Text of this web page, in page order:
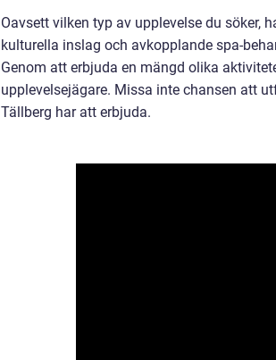
Oavsett vilken typ av upplevelse du söker,
kulturella inslag och avkopplande spa-
Genom att erbjuda en mängd olika
upplevelsejägare. Missa inte chansen att
Tällberg har att erbjuda.